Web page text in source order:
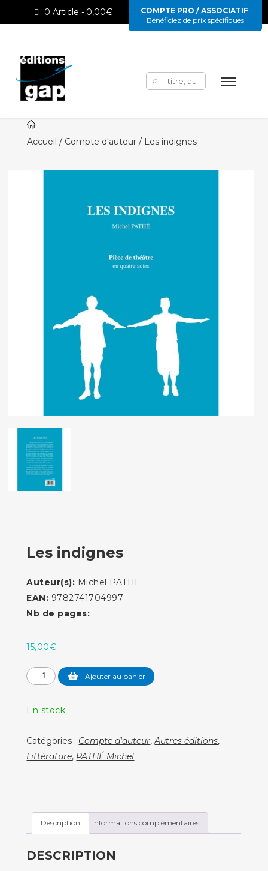
0 Article 0,00€
COMPTE PRO / ASSOCIATIF
Bénéficiez de prix spécifiques
Rechercher :
Accueil / Compte d'auteur/ Les indignes
Les indignes
Auteur(s): Michel PATHE
EAN: 9782741704997
Nb de pages:
15,00€
quantité
Les
Ajouter au panier
En stock
Catégories : Compte d'auteur,Autres éditions,
Littérature, PATHÉ Michel
Description Informations complémentaires
DESCRIPTION